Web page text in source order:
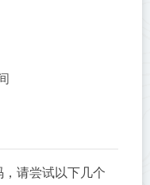
请尝试以下几个